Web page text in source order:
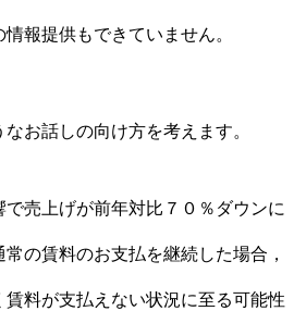
報提供もできていません。
お話しの向け方を考えます。
で売上げが前年対比７０％ダウンに
の賃料のお支払を継続した場合，
料が支払えない状況に至る可能性